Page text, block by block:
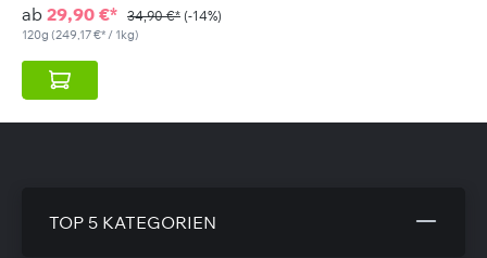
ab 29,90 €* 34,90 €* (-14%)
120g (249,17 €* / 1kg)
TOP 5 KATEGORIEN